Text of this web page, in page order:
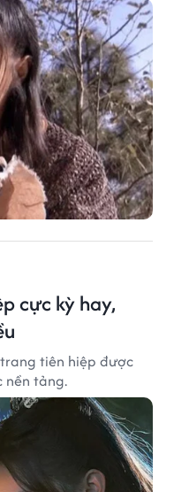
cực kỳ hay,
tiên hiệp được
nền tảng.